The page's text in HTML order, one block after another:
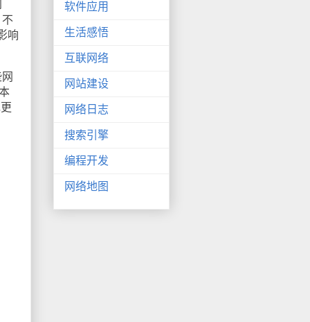
响
软件应用
生活感悟
互联网络
网站建设
网络日志
搜索引擎
编程开发
网络地图